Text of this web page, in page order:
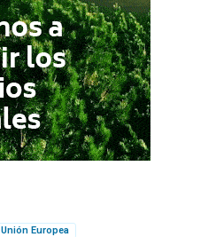
Unión Europea